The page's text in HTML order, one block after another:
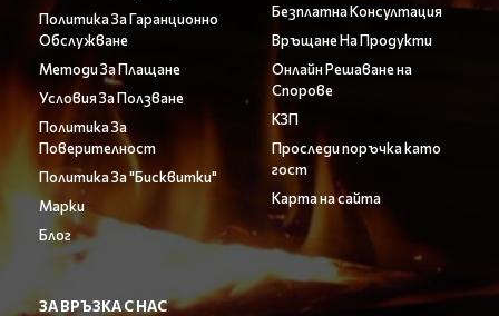
Политика За Гаранционно
Обслужване
Методи За Плащане
Условия За Ползване
Политика За
Поверителност
Политика За "Бисквитки"
Марки
Блог
Безплатна Консултация
Връщане На Продукти
Онлайн Решаване на
Спорове
КЗП
Проследи поръчка като
гост
Карта на сайта
ЗА ВРЪЗКА С НАС